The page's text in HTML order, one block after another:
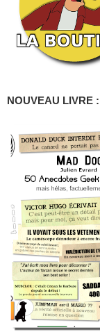
NOUVEAU LIVRE :